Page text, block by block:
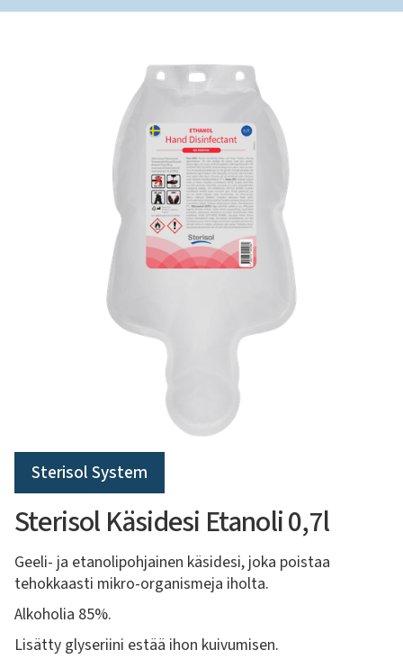
Sterisol System
Sterisol Käsidesi Etanoli 0,7l
Geeli- ja etanolipohjainen käsidesi, joka poistaa
tehokkaasti mikro-organismeja iholta.
Alkoholia 85%.
Lisätty glyseriini estää ihon kuivumisen.